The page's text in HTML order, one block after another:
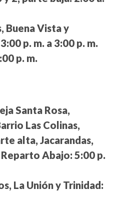
Buena Vista y
3:00 p. m. a 3:00 p. m.
p. m.
Santa Rosa,
Las Colinas,
alta, Jacarandas,
Reparto Abajo: 5:00 p.
La Unión y Trinidad: